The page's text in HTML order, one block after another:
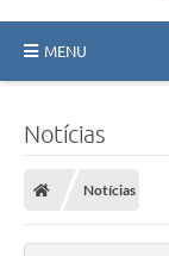
MENU
Licitações / PCA
Concessão Pública
Notícias
Notícias